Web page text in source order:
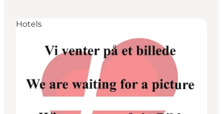
Hébergements
Planifiez votre voyage
Hotels